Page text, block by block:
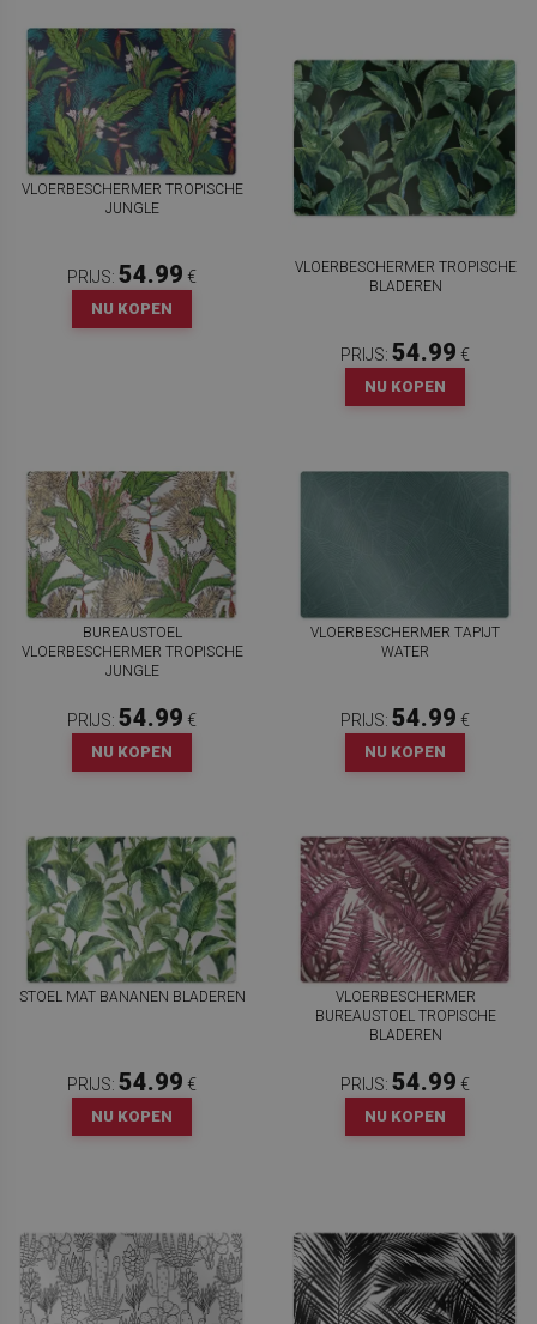
VLOERBESCHERMER TROPISCHE
JUNGLE
PRIJS: 54.99 €
NU KOPEN
VLOERBESCHERMER TROPISCHE
BLADEREN
PRIJS: 54.99 €
NU KOPEN
BUREAUSTOEL
VLOERBESCHERMER TROPISCHE
JUNGLE
PRIJS: 54.99 €
NU KOPEN
VLOERBESCHERMER TAPIJT
WATER
PRIJS: 54.99 €
NU KOPEN
STOEL MAT BANANEN BLADEREN
PRIJS: 54.99 €
NU KOPEN
VLOERBESCHERMER
BUREAUSTOEL TROPISCHE
BLADEREN
PRIJS: 54.99 €
NU KOPEN